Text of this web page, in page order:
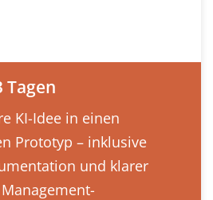
Tagen
KI-Idee in einen
Prototyp – inklusive
und klarer